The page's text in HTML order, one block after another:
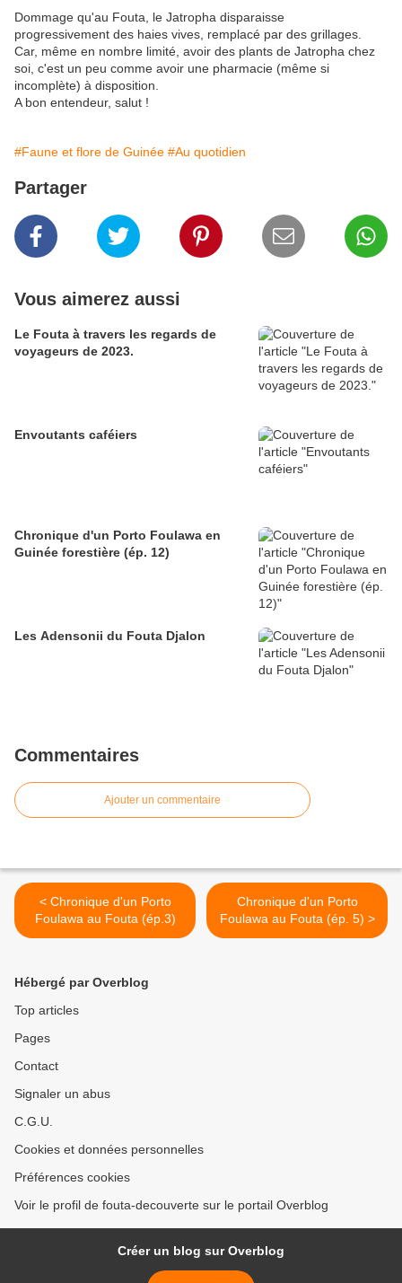
Dommage qu'au Fouta, le Jatropha disparaisse
progressivement des haies vives, remplacé par des grillages.
Car, même en nombre limité, avoir des plants de Jatropha chez
soi, c'est un peu comme avoir une pharmacie (même si
incomplète) à disposition.
A bon entendeur, salut !
#Faune et flore de Guinée #Au quotidien
Partager
Vous aimerez aussi
Le Fouta à travers les regards de
voyageurs de 2023.
Envoutants caféiers
Chronique d'un Porto Foulawa en
Guinée forestière (ép. 12)
Les Adensonii du Fouta Djalon
Commentaires
Ajouter un commentaire
< Chronique d'un Porto
Foulawa au Fouta (ép.3)
Chronique d'un Porto
Foulawa au Fouta (ép. 5) >
Hébergé par Overblog
Top articles
Pages
Contact
Signaler un abus
C.G.U.
Cookies et données personnelles
Préférences cookies
Voir le profil de fouta-decouverte sur le portail Overblog
Créer un blog sur Overblog